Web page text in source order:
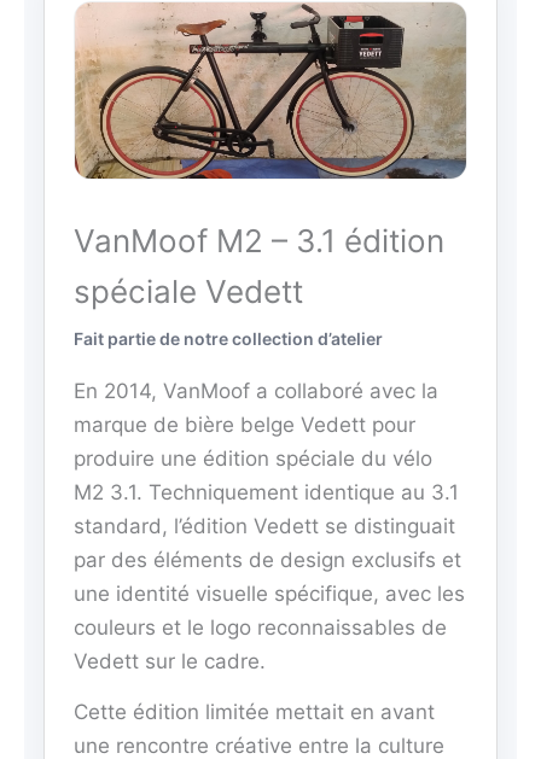
VanMoof M2 – 3.1 édition
spéciale Vedett
Fait partie de notre collection d’atelier
En 2014, VanMoof a collaboré avec la
marque de bière belge Vedett pour
produire une édition spéciale du vélo
M2 3.1. Techniquement identique au 3.1
standard, l’édition Vedett se distinguait
par des éléments de design exclusifs et
une identité visuelle spécifique, avec les
couleurs et le logo reconnaissables de
Vedett sur le cadre.
Cette édition limitée mettait en avant
une rencontre créative entre la culture